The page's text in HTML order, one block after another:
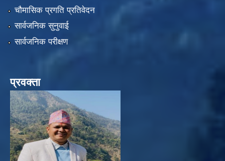
चौमासिक प्रगति प्रतिवेदन
सार्वजनिक सुनुवाई
सार्वजनिक परीक्षण
प्रवक्ता